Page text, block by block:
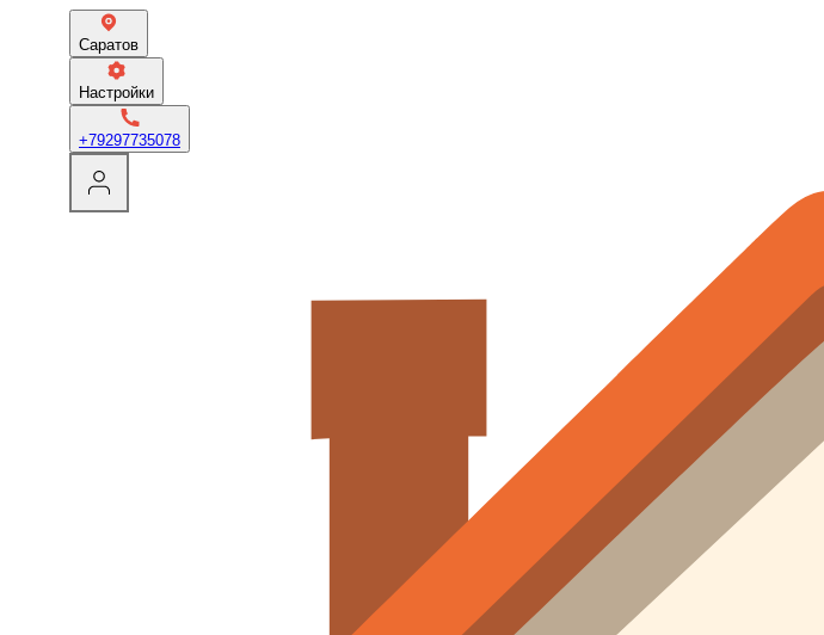
Саратов
Настройки
+79297735078